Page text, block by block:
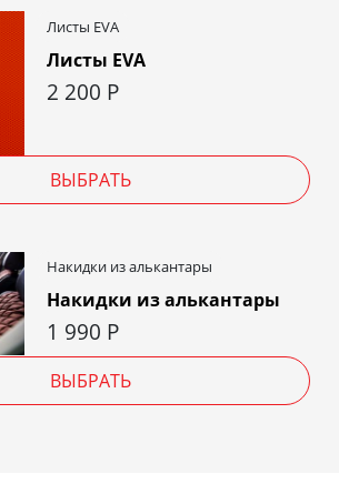
Листы EVA
Листы EVA
2 200 Р
ВЫБРАТЬ
Накидки из алькантары
Накидки из алькантары
1 990 Р
ВЫБРАТЬ